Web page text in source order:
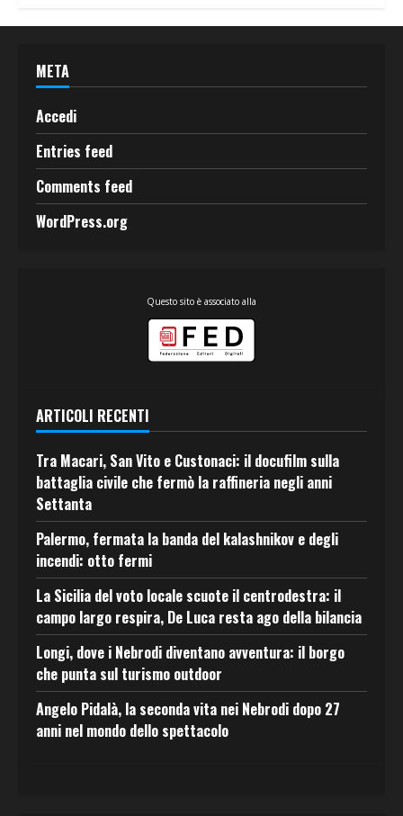
META
Accedi
Entries feed
Comments feed
WordPress.org
Questo sito è associato alla
ARTICOLI RECENTI
Tra Macari, San Vito e Custonaci: il docufilm sulla
battaglia civile che fermò la raffineria negli anni
Settanta
Palermo, fermata la banda del kalashnikov e degli
incendi: otto fermi
La Sicilia del voto locale scuote il centrodestra: il
campo largo respira, De Luca resta ago della bilancia
Longi, dove i Nebrodi diventano avventura: il borgo
che punta sul turismo outdoor
Angelo Pidalà, la seconda vita nei Nebrodi dopo 27
anni nel mondo dello spettacolo